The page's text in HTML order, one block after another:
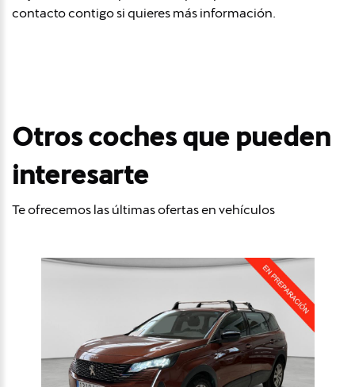
contacto contigo si quieres más información.
Otros coches que pueden
interesarte
Te ofrecemos las últimas ofertas en vehículos